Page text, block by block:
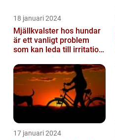
18 januari 2024
Mjällkvalster hos hundar
är ett vanligt problem
som kan leda till irritation
hun...
17 januari 2024